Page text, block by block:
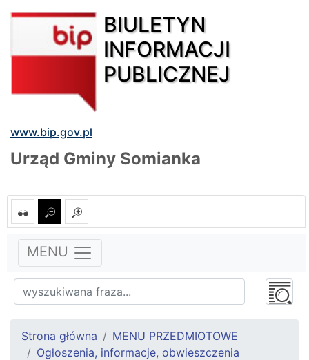
BIULETYN
INFORMACJI
PUBLICZNEJ
www.bip.gov.pl
Urząd Gminy Somianka
MENU
Strona główna
MENU PRZEDMIOTOWE
Ogłoszenia, informacje, obwieszczenia